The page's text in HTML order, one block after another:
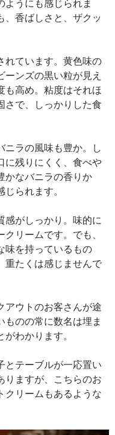
ようにも感じられま
、香ばしさと、ザクッ
ています。黄色味の
ンズの黒い粒が見え
も高め。粘度はそれほ
さで、しっかりした食
ラの風味も豊か。し
に残りにくく、食べや
かなバニラの香りか
られます。
がしっかり。味的に
リームです。でも、
味を持っているもの
重たくは感じませんで
ウトのお客さんが途
のの常に数名は埋ま
わかります。
テーブルが一応置い
りますが、こちらのお
クリームもあるような